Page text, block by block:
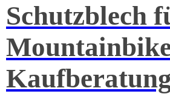
Schutzblech